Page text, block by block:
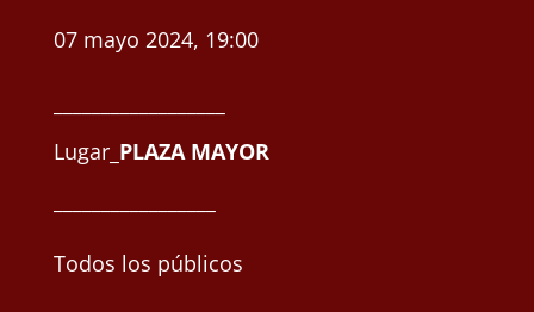
07 mayo 2024, 19:00
Lugar_ PLAZA MAYOR
Todos los públicos